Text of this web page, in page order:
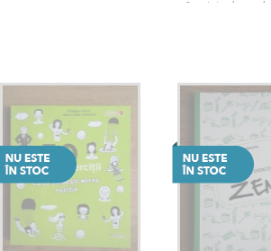
Sanatate si energie